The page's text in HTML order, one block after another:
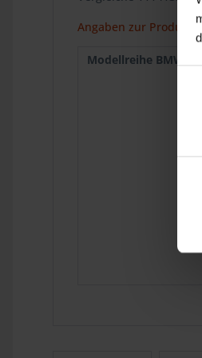
Angaben zur
Modellreihe BMW :